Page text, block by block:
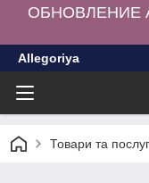
ОБНОВЛЕНИЕ
Allegoriya
Товари та